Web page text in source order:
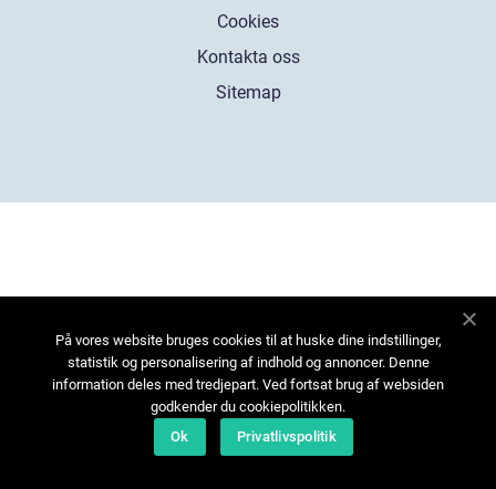
Cookies
Kontakta oss
Sitemap
På vores website bruges cookies til at huske dine indstillinger,
statistik og personalisering af indhold og annoncer. Denne
information deles med tredjepart. Ved fortsat brug af websiden
godkender du cookiepolitikken.
Ok
Privatlivspolitik